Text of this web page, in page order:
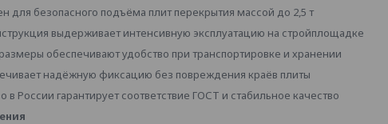
для безопасного подъёма плит перекрытия массой до 2,5 т
выдерживает интенсивную эксплуатацию на стройплощадке
обеспечивают удобство при транспортировке и хранении
надёжную фиксацию без повреждения краёв плиты
в России гарантирует соответствие ГОСТ и стабильное качество